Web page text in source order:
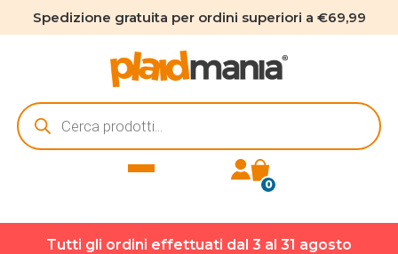
Spedizione gratuita per ordini superiori a €69,99
Ricerca
prodotti
0
Tutti gli ordini effettuati dal 3 al 31 agosto